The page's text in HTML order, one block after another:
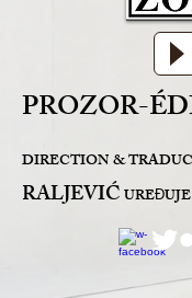
PROZOR-
DIRECTION &
RALJEVIĆUREĐ